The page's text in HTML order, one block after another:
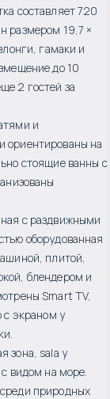
составляет 720
размером 19,7 ×
гамаки и
до 10
2 гостей за
и
ориентированы на
стоящие ванны с
с раздвижными
оборудованная
плитой,
блендером и
Smart TV,
с экраном у
зона, sala у
видом на море.
природных